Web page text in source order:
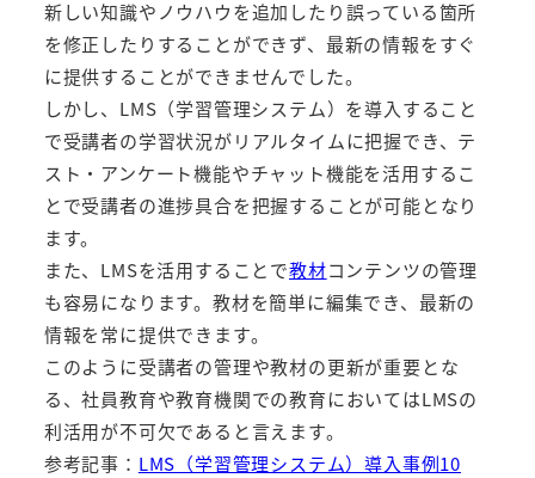
新しい知識やノウハウを追加したり誤っている箇所
を修正したりすることができず、最新の情報をすぐ
に提供することができませんでした。
しかし、LMS（学習管理システム）を導入すること
で受講者の学習状況がリアルタイムに把握でき、テ
スト・アンケート機能やチャット機能を活用するこ
とで受講者の進捗具合を把握することが可能となり
ます。
また、LMSを活用することで教材コンテンツの管理
も容易になります。教材を簡単に編集でき、最新の
情報を常に提供できます。
このように受講者の管理や教材の更新が重要とな
る、社員教育や教育機関での教育においてはLMSの
利活用が不可欠であると言えます。
参考記事： LMS（学習管理システム）導入事例10